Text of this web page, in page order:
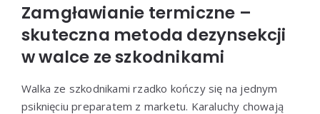
Zamgławianie termiczne –
skuteczna metoda dezynsekcji
w walce ze szkodnikami
Walka ze szkodnikami rzadko kończy się na jednym
psiknięciu preparatem z marketu. Karaluchy chowają